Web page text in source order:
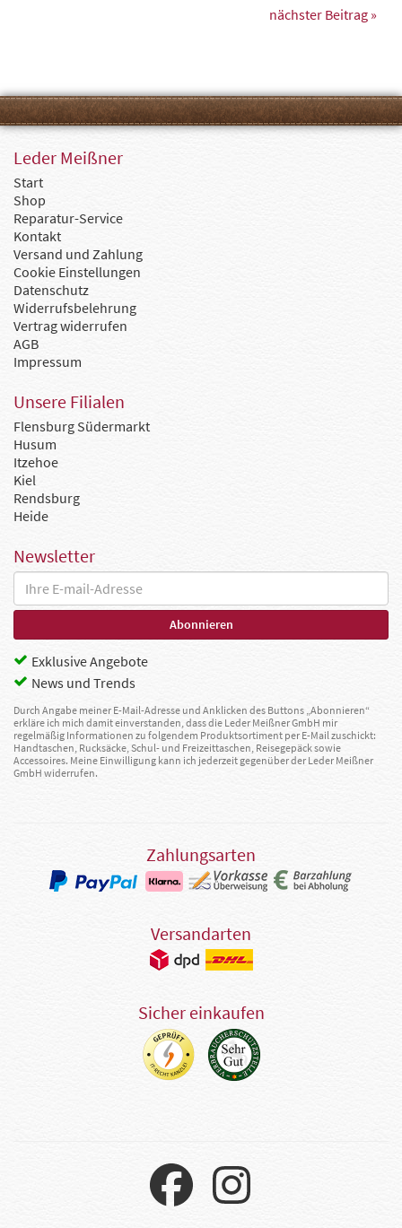
nächster Beitrag »
Leder Meißner
Start
Shop
Reparatur-Service
Kontakt
Versand und Zahlung
Cookie Einstellungen
Datenschutz
Widerrufsbelehrung
Vertrag widerrufen
AGB
Impressum
Unsere Filialen
Flensburg Südermarkt
Husum
Itzehoe
Kiel
Rendsburg
Heide
Newsletter
Exklusive Angebote
News und Trends
Durch Angabe meiner E-Mail-Adresse und Anklicken des Buttons „Abonnieren“
erkläre ich mich damit einverstanden, dass die Leder Meißner GmbH mir
regelmäßig Informationen zu folgendem Produktsortiment per E-Mail zuschickt:
Handtaschen, Rucksäcke, Schul- und Freizeittaschen, Reisegepäck sowie
Accessoires. Meine Einwilligung kann ich jederzeit gegenüber der Leder Meißner
GmbH widerrufen.
Zahlungsarten
Versandarten
Sicher einkaufen